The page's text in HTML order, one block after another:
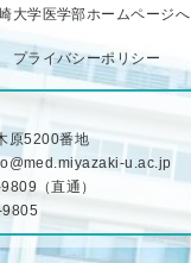
大学医学部ホームページへ
プライバシーポリシー
原5200番地
u.ac.jp
（直通）